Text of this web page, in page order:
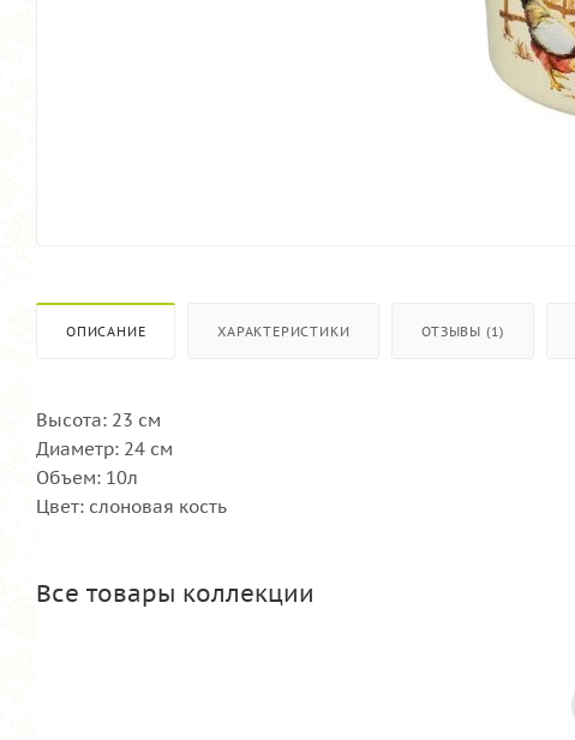
ОПИСАНИЕ ХАРАКТЕРИСТИКИ ОТЗЫВЫ (1)
Высота: 23 см
Диаметр: 24 см
Объем: 10л
Цвет: слоновая кость
Все товары коллекции